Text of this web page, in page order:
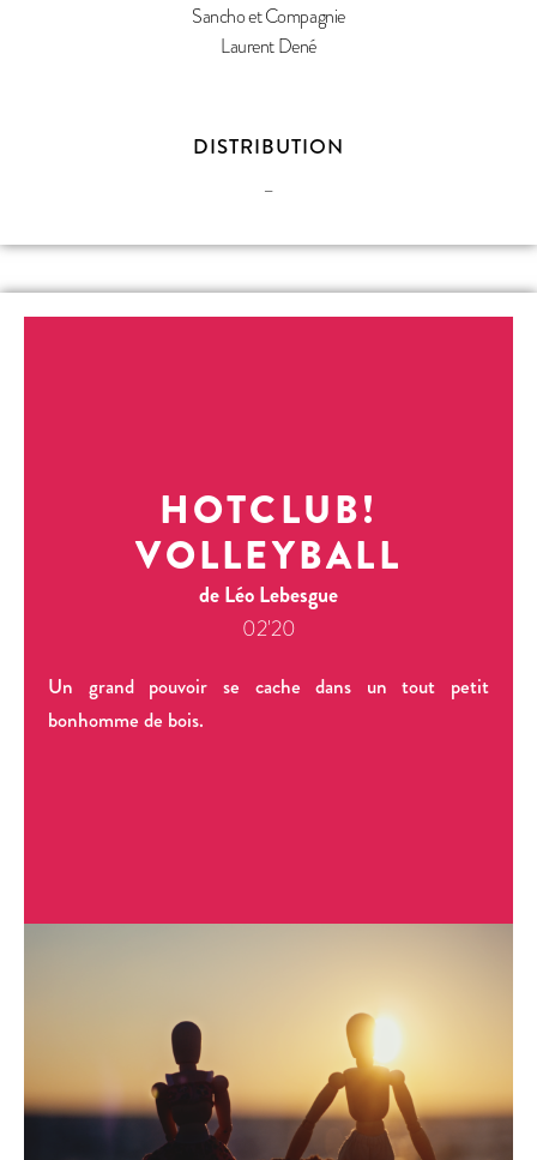
Sancho et Compagnie
Laurent Dené
DISTRIBUTION
–
HOTCLUB!
VOLLEYBALL
de Léo Lebesgue
02'20
Un grand pouvoir se cache dans un tout petit
bonhomme de bois.